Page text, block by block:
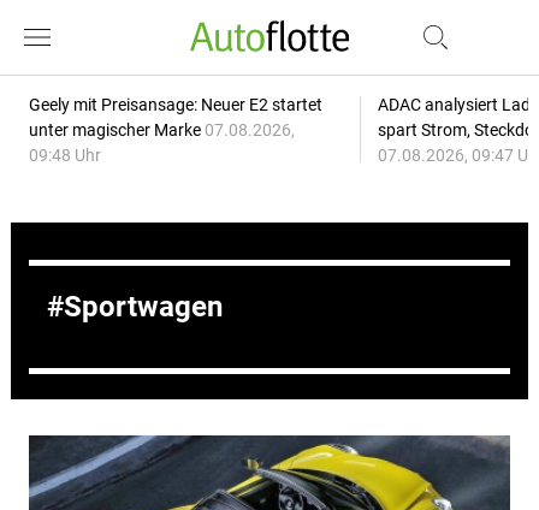
Geely mit Preisansage: Neuer E2 startet
unter magischer Marke 07.08.2026,
09:48 Uhr
ADAC analysiert
spart Strom,
07.08.2026, 09:47
Sportwagen